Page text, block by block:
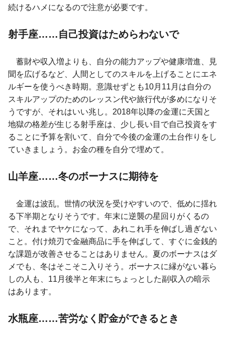
続けるハメになるので注意が必要です。
射手座……自己投資はためらわないで
蓄財や収入増よりも、自分の能力アップや健康増進、見
聞を広げるなど、人間としてのスキルを上げることにエネ
ルギーを使うべき時期。意識せずとも10月11月は自分の
スキルアップのためのレッスン代や旅行代が多めになりそ
うですが、それはいい兆し。2018年以降の金運に天国と
地獄の格差が生じる射手座は、少し長い目で自己投資をす
ることに予算を割いて、自分で今後の金運の土台作りをし
ていきましょう。お金の種を自分で埋めて。
山羊座……冬のボーナスに期待を
金運は波乱。世情の状況を受けやすいので、低めに揺れ
る下半期となりそうです。年末に逆襲の星回りがくるの
で、それまでヤケになって、あれこれ手を伸ばし過ぎない
こと。付け焼刃で金融商品に手を伸ばして、すぐに金銭的
な課題が改善させることはありません。夏のボーナスはダ
メでも、冬はそこそこ入りそう。ボーナスに縁がない暮ら
しの人も、11月後半と年末にちょっとした副収入の暗示
はあります。
水瓶座……苦労なく貯金ができるとき